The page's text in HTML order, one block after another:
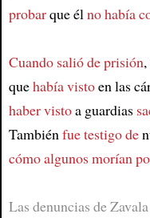
probarque élno había
Cuando salió de prisión,
quehabía vistoen las
haber vistoa guardias
Tambiénfue testigo de
cómo algunos morían
Las denuncias de Zavala